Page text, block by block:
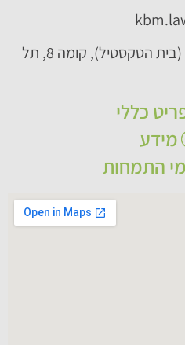
פרופ' יחזקאל קויפמן 2 (בית הטקסטיל), קומה 8, תל
כללי
עיסוק
מידע
נגישותהתמחות